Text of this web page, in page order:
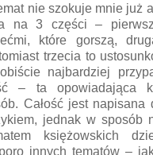
nie szokuje mnie już
na 3 części –
które gorszą,
trzecia to
najbardziej
– ta opowiadająca
Całość jest napisana
jednak w sposób
księżowskich
innych tematów –